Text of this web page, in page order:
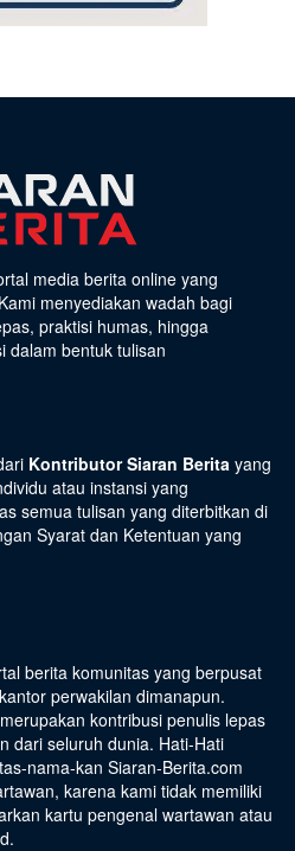
media berita online yang
menyediakan wadah bagi
praktisi humas, hingga
dalam bentuk tulisan
Kontributor Siaran Berita yang
atau instansi yang
semua tulisan yang diterbitkan di
Syarat dan Ketentuan yang
berita komunitas yang berpusat
perwakilan dimanapun.
kontribusi penulis lepas
dari seluruh dunia. Hati-Hati
nama-kan Siaran-Berita.com
karena kami tidak memiliki
kartu pengenal wartawan atau